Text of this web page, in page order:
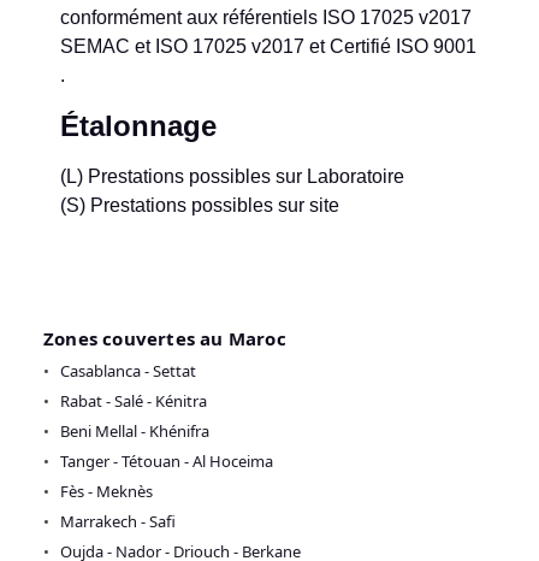
conformément aux référentiels ISO 17025 v2017
SEMAC et ISO 17025 v2017 et Certifié ISO 9001
.
Étalonnage
(L) Prestations possibles sur Laboratoire
(S) Prestations possibles sur site
Zones couvertes au Maroc
Casablanca - Settat
Rabat - Salé - Kénitra
Beni Mellal - Khénifra
Tanger - Tétouan - Al Hoceima
Fès - Meknès
Marrakech - Safi
Oujda - Nador - Driouch - Berkane